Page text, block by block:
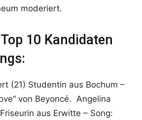
moderiert.
10 Kandidaten
(21) Studentin aus Bochum –
von Beyoncé. Angelina
aus Erwitte – Song: